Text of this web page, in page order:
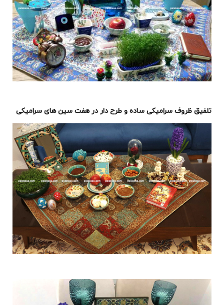
تلفیق ظروف سرامیکی ساده و طرح دار در هفت سین های سرامیکی